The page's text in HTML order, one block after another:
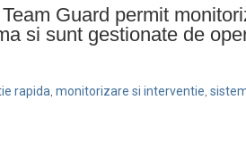
Guard permit
si sunt gestionate de
rapida, monitorizare si interventie,